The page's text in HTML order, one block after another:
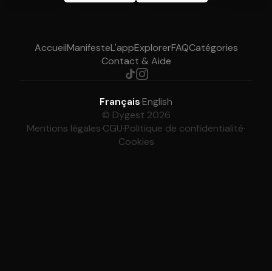
AccueilManifesteL'appExplorerFAQCatégories
Contact & Aide
Français·English
© Dygest 2026
Mentions légales·CGU·Politique de confidentialité·
Cookies